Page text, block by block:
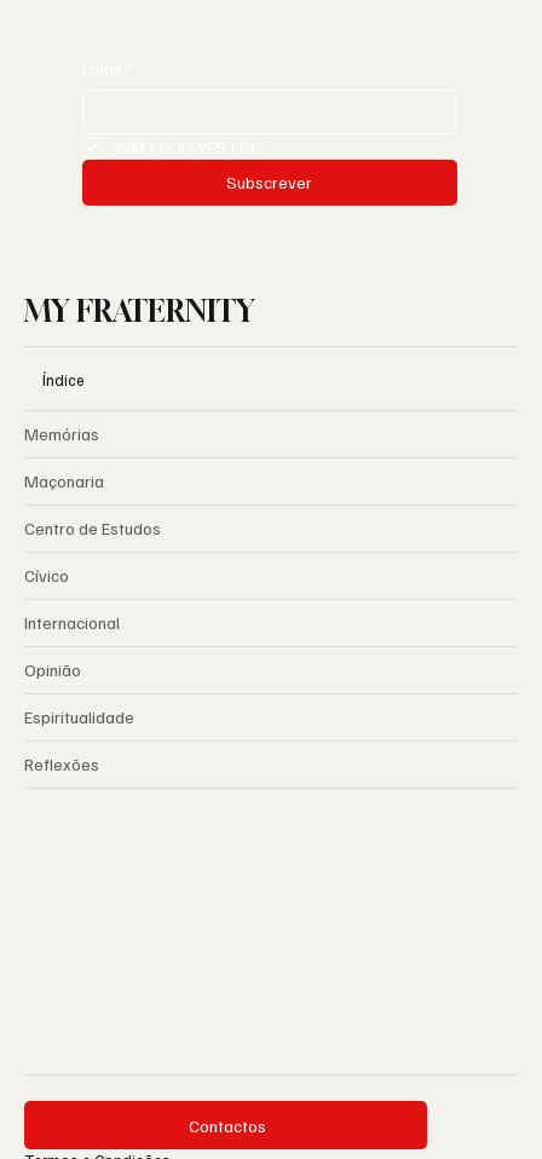
Subscrever
MY FRATERNITY
Índice
Memórias
Maçonaria
Centro de Estudos
Cívico
Internacional
Opinião
Espiritualidade
Reflexões
Contactos